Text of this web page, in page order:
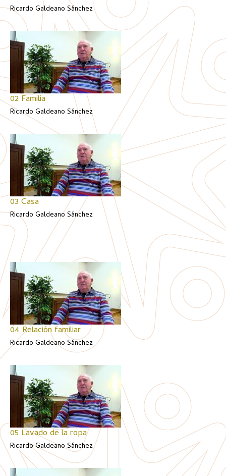
Ricardo Galdeano Sánchez
02 Familia
Ricardo Galdeano Sánchez
03 Casa
Ricardo Galdeano Sánchez
04 Relación familiar
Ricardo Galdeano Sánchez
05 Lavado de la ropa
Ricardo Galdeano Sánchez